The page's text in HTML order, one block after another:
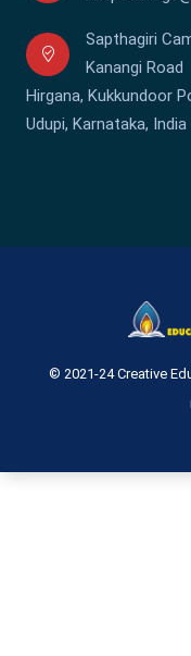
Sapthagiri
Kanangi Road
Hirgana, Kukkundoor
Udupi, Karnataka,
© 2021-24 Creative